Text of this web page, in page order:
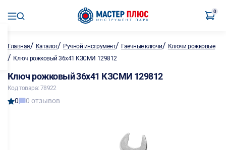
0
Главная/ Каталог/ Ручной инструмент/ Гаечные ключи/ Ключи рожковые
/ Ключ рожковый 36х41 КЗСМИ 129812
Ключ рожковый 36х41 КЗСМИ 129812
Код товара: 78922
0 0 отзывов